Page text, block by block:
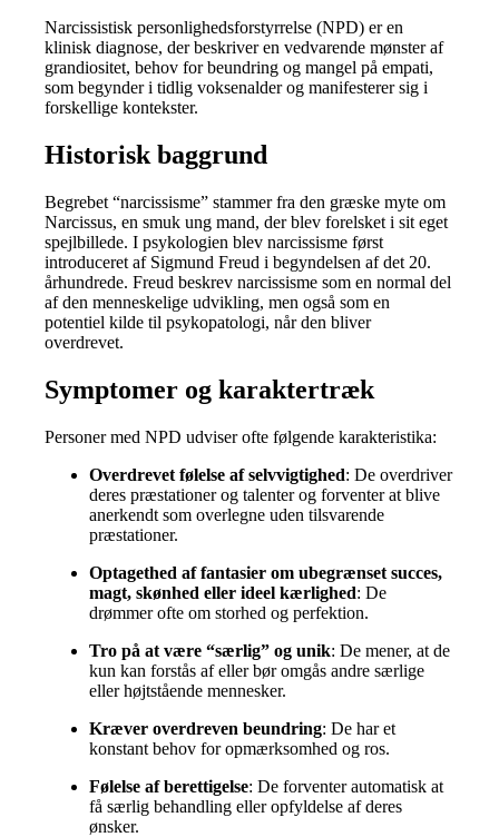
Narcissistisk personlighedsforstyrrelse (NPD) er en
klinisk diagnose, der beskriver en vedvarende mønster af
grandiositet, behov for beundring og mangel på empati,
som begynder i tidlig voksenalder og manifesterer sig i
forskellige kontekster.
Historisk baggrund
Begrebet “narcissisme” stammer fra den græske myte om
Narcissus, en smuk ung mand, der blev forelsket i sit eget
spejlbillede. I psykologien blev narcissisme først
introduceret af Sigmund Freud i begyndelsen af det 20.
århundrede. Freud beskrev narcissisme som en normal del
af den menneskelige udvikling, men også som en
potentiel kilde til psykopatologi, når den bliver
overdrevet.
Symptomer og karaktertræk
Personer med NPD udviser ofte følgende karakteristika:
Overdrevet følelse af selvvigtighed: De overdriver
deres præstationer og talenter og forventer at blive
anerkendt som overlegne uden tilsvarende
præstationer.
Optagethed af fantasier om ubegrænset succes,
magt, skønhed eller ideel kærlighed: De
drømmer ofte om storhed og perfektion.
Tro på at være “særlig” og unik: De mener, at de
kun kan forstås af eller bør omgås andre særlige
eller højtstående mennesker.
Kræver overdreven beundring:De har et
konstant behov for opmærksomhed og ros.
Følelse af berettigelse:De forventer automatisk at
få særlig behandling eller opfyldelse af deres
ønsker.